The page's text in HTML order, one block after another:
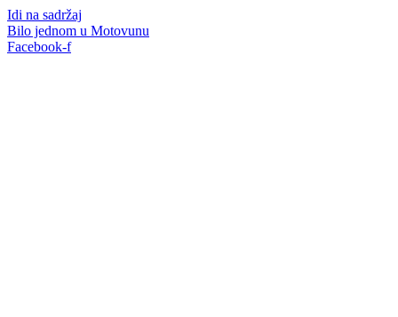
Idi na sadržaj
Bilo jednom u Motovunu
Facebook-f